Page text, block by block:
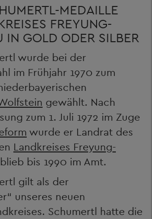
MEDAILLE
FREYUNG-
IN GOLD ODER SILBER
wurde bei der
im Frühjahr 1970 zum
gewählt. Nach
zum 1. Juli 1972 im Zuge
wurde er Landrat des
Landkreises Freyung-
bis 1990 im Amt.
gilt als der
unseres neuen
Schumertl hatte die